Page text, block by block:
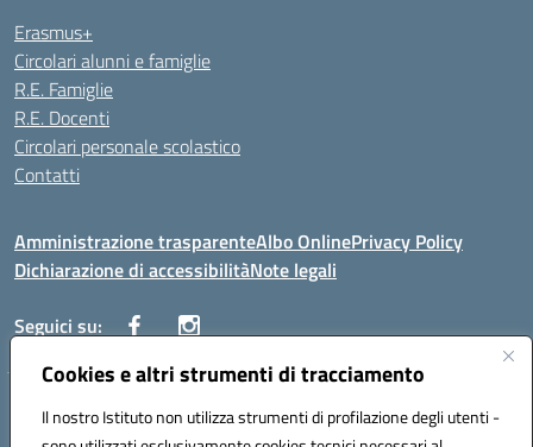
Cookies e altri strumenti di tracciamento
Il nostro Istituto non utilizza strumenti di profilazione degli utenti -
Erasmus+
Circolari alunni e famiglie
R.E. Famiglie
R.E. Docenti
Circolari personale scolastico
Contatti
Amministrazione trasparenteAlbo OnlinePrivacy Policy
Dichiarazione di accessibilitàNote legali
Seguici su:
VIALE ITALIA , 13 91011 ALCAMO (TP)